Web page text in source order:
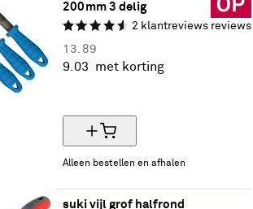
200mm 3 delig
2 klantreviews reviews
13. 89
9. 03
met korting
Alleen bestellen en afhalen
suki vijl grof halfrond